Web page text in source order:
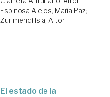
Espinosa Alejos, María Paz;
Zurimendi Isla, Aitor
El estado de la